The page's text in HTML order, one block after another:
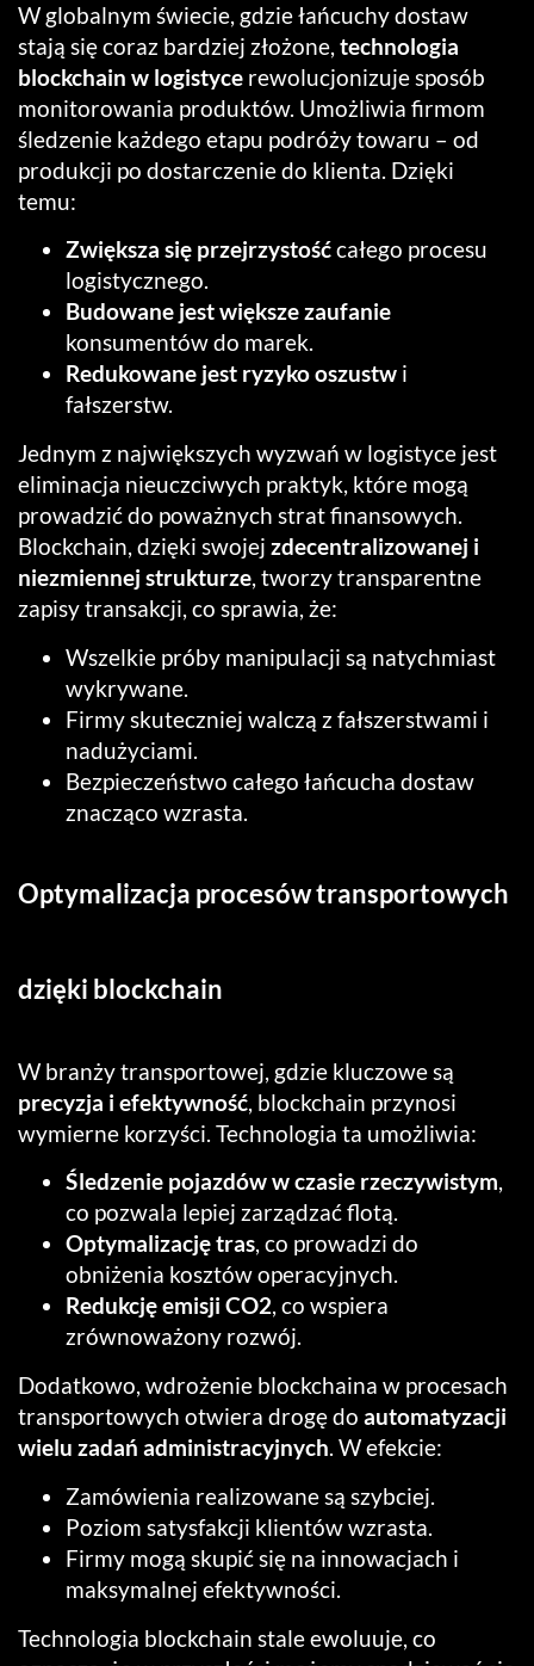
W globalnym świecie, gdzie łańcuchy dostaw
stają się coraz bardziej złożone, technologia
blockchain w logistyce rewolucjonizuje sposób
monitorowania produktów. Umożliwia firmom
śledzenie każdego etapu podróży towaru – od
produkcji po dostarczenie do klienta. Dzięki
temu:
Zwiększa się przejrzystośćcałego procesu
logistycznego.
Budowane jest większe zaufanie
konsumentów do marek.
Redukowane jest ryzyko oszustw i
fałszerstw.
Jednym z największych wyzwań w logistyce jest
eliminacja nieuczciwych praktyk, które mogą
prowadzić do poważnych strat finansowych.
Blockchain, dzięki swojej zdecentralizowanej i
niezmiennej strukturze, tworzy transparentne
zapisy transakcji, co sprawia, że:
Wszelkie próby manipulacji są natychmiast
wykrywane.
Firmy skuteczniej walczą z fałszerstwami i
nadużyciami.
Bezpieczeństwo całego łańcucha dostaw
znacząco wzrasta.
Optymalizacja procesów transportowych
dzięki blockchain
W branży transportowej, gdzie kluczowe są
precyzja i efektywność, blockchain przynosi
wymierne korzyści. Technologia ta umożliwia:
Śledzenie pojazdów w czasie rzeczywistym,
co pozwala lepiej zarządzać flotą.
Optymalizację tras, co prowadzi do
obniżenia kosztów operacyjnych.
Redukcję emisji CO2, co wspiera
zrównoważony rozwój.
Dodatkowo, wdrożenie blockchaina w procesach
transportowych otwiera drogę do automatyzacji
wielu zadań administracyjnych. W efekcie:
Zamówienia realizowane są szybciej.
Poziom satysfakcji klientów wzrasta.
Firmy mogą skupić się na innowacjach i
maksymalnej efektywności.
Technologia blockchain stale ewoluuje, co